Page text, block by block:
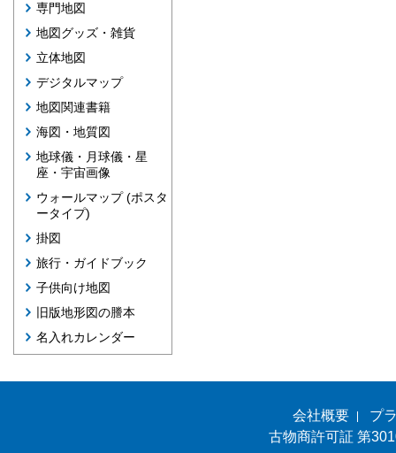
専門地図
地図グッズ・雑貨
立体地図
デジタルマップ
地図関連書籍
海図・地質図
地球儀・月球儀・星
座・宇宙画像
ウォールマップ (ポスタ
ータイプ)
掛図
旅行・ガイドブック
子供向け地図
旧版地形図の謄本
名入れカレンダー
会社概要
プ
古物商許可証 第